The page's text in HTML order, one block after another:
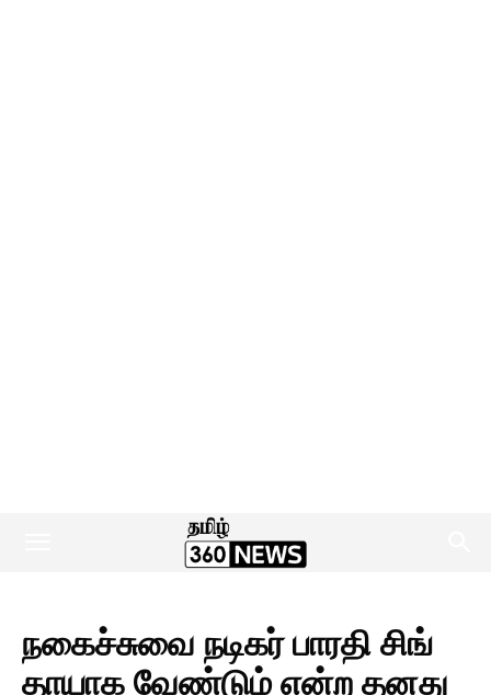
நகைச்சுவை நடிகர் பாரதி சிங்
தாயாக வேண்டும் என்ற தனது